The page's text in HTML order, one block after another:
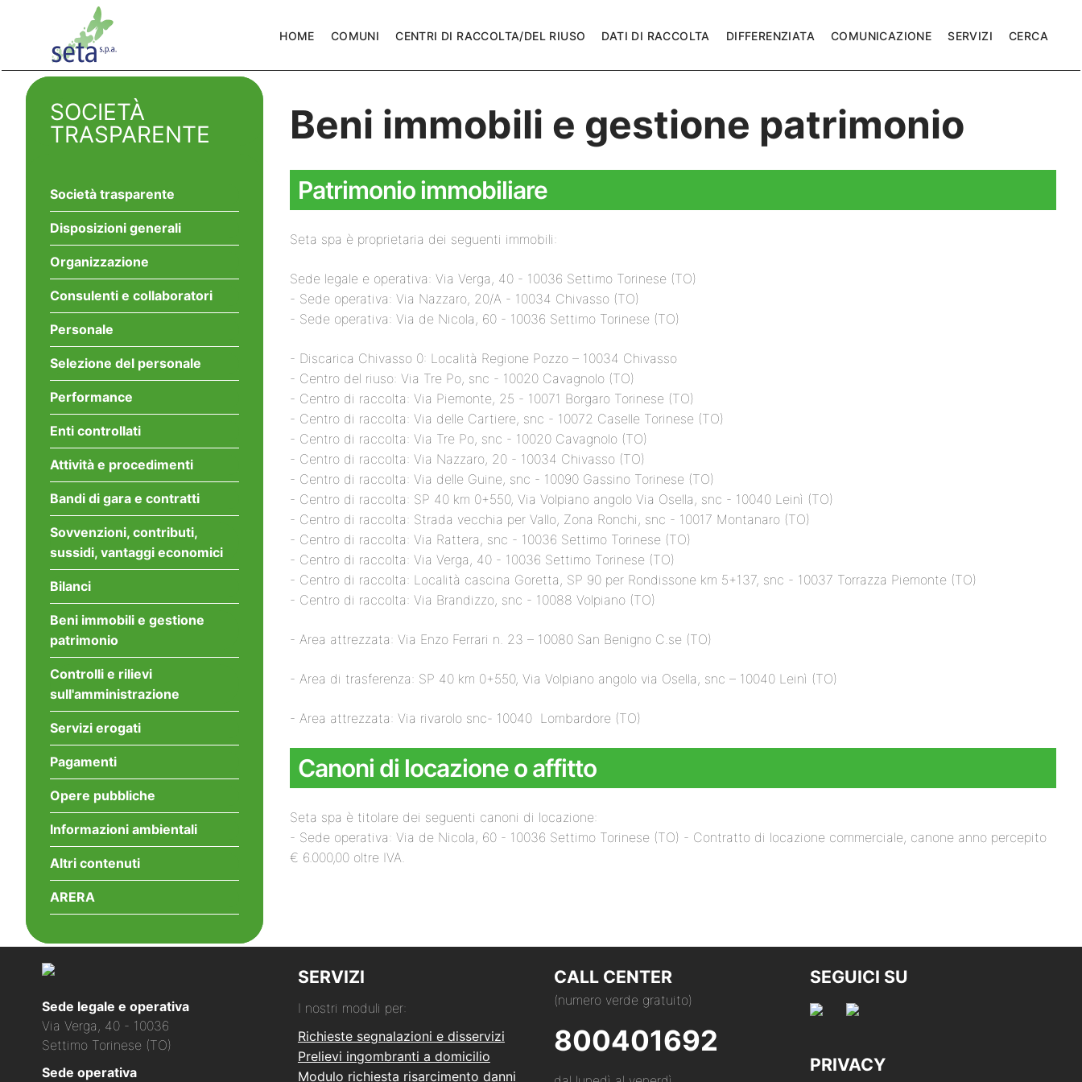
HOME COMUNI CENTRI DI RACCOLTA/DEL RIUSO DATI DI RACCOLTA DIFFERENZIATA COMUNICAZIONE SERVIZI CERCA
SOCIETÀ
TRASPARENTE
Società trasparente
Disposizioni generali
Organizzazione
Consulenti e collaboratori
Personale
Selezione del personale
Performance
Enti controllati
Attività e procedimenti
Bandi di gara e contratti
Sovvenzioni, contributi,
sussidi, vantaggi economici
Bilanci
Beni immobili e gestione
patrimonio
Controlli e rilievi
sull'amministrazione
Servizi erogati
Pagamenti
Opere pubbliche
Informazioni ambientali
Altri contenuti
ARERA
Beni immobili e gestione patrimonio
Patrimonio immobiliare
Seta spa è proprietaria dei seguenti immobili:
Sede legale e operativa: Via Verga, 40 - 10036 Settimo Torinese (TO)
- Sede operativa: Via Nazzaro, 20/A - 10034 Chivasso (TO)
- Sede operativa: Via de Nicola, 60 - 10036 Settimo Torinese (TO)
- Discarica Chivasso 0: Località Regione Pozzo – 10034 Chivasso
- Centro del riuso: Via Tre Po, snc - 10020 Cavagnolo (TO)
- Centro di raccolta: Via Piemonte, 25 - 10071 Borgaro Torinese (TO)
- Centro di raccolta: Via delle Cartiere, snc - 10072 Caselle Torinese (TO)
- Centro di raccolta: Via Tre Po, snc - 10020 Cavagnolo (TO)
- Centro di raccolta: Via Nazzaro, 20 - 10034 Chivasso (TO)
- Centro di raccolta: Via delle Guine, snc - 10090 Gassino Torinese (TO)
- Centro di raccolta: SP 40 km 0+550, Via Volpiano angolo Via Osella, snc - 10040 Leinì (TO)
- Centro di raccolta: Strada vecchia per Vallo, Zona Ronchi, snc - 10017 Montanaro (TO)
- Centro di raccolta: Via Rattera, snc - 10036 Settimo Torinese (TO)
- Centro di raccolta: Via Verga, 40 - 10036 Settimo Torinese (TO)
- Centro di raccolta: Località cascina Goretta, SP 90 per Rondissone km 5+137, snc - 10037 Torrazza Piemonte (TO)
- Centro di raccolta: Via Brandizzo, snc - 10088 Volpiano (TO)
- Area attrezzata: Via Enzo Ferrari n. 23 – 10080 San Benigno C.se (TO)
- Area di trasferenza: SP 40 km 0+550, Via Volpiano angolo via Osella, snc – 10040 Leinì (TO)
- Area attrezzata: Via rivarolo snc- 10040 Lombardore (TO)
Canoni di locazione o affitto
Seta spa è titolare dei seguenti canoni di locazione:
- Sede operativa: Via de Nicola, 60 - 10036 Settimo Torinese (TO) - Contratto di locazione commerciale, canone anno percepito
€ 6.000,00 oltre IVA.
Sede legale e operativa
Via Verga, 40 - 10036
Settimo Torinese (TO)
Sede operativa
SERVIZI
I nostri moduli per:
Richieste segnalazioni e disservizi
Prelievi ingombranti a domicilio
Modulo richiesta risarcimento danni
CALL CENTER
(numero verde gratuito)
800401692
SEGUICI SU
PRIVACY